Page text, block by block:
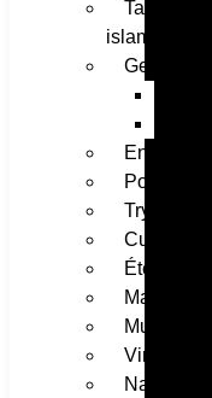
Tableaux
islamique
Geek
Enfants
Portraits
Tryptique
Cuisine
Été
Musique
Vintage
Nature